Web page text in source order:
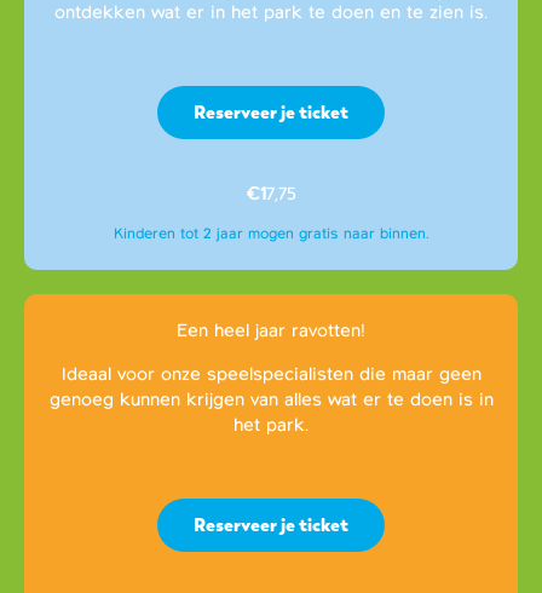
ontdekken wat er in het park te doen en te zien is.
Reserveer je ticket
€17,75
Kinderen tot 2 jaar mogen gratis naar binnen.
Een heel jaar ravotten!
Ideaal voor onze speelspecialisten die maar geen
genoeg kunnen krijgen van alles wat er te doen is in
het park.
Reserveer je ticket